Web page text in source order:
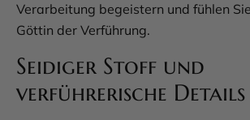
Verarbeitung begeistern und fühlen
Göttin der Verführung.
Seidiger Stoff und
verführerische Details